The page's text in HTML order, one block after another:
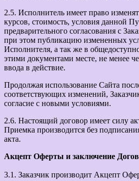
2.5. Исполнитель имеет право
курсов, стоимость, условия данной
предварительного согласования с
при этом публикацию измененных
Исполнителя, а так же в
этими документами месте, не менее
ввода в действие.
Продолжая использование Сайта
соответствующих изменений,
согласие с новыми условиями.
2.6. Настоящий договор имеет силу
Приемка производится без
акта.
Акцепт Оферты и заключение
3.1. Заказчик производит Акцепт